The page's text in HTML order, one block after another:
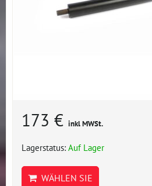
173 € inkl MWSt.
Lagerstatus: Auf Lager
WÄHLEN SIE